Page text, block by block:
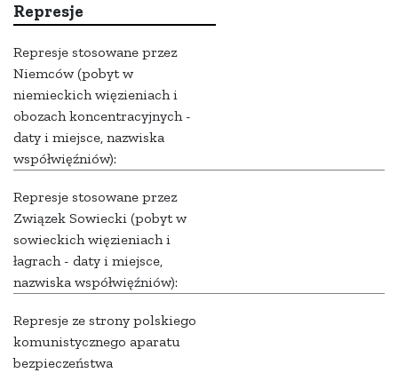
Represje
Represje stosowane przez
Niemców (pobyt w
niemieckich więzieniach i
obozach koncentracyjnych -
daty i miejsce, nazwiska
współwięźniów):
Represje stosowane przez
Związek Sowiecki (pobyt w
sowieckich więzieniach i
łagrach - daty i miejsce,
nazwiska współwięźniów):
Represje ze strony polskiego
komunistycznego aparatu
bezpieczeństwa